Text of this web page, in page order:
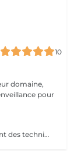
10
domaine,
pour
Traitement intensif contre les callosités, utilisant des techniques médicales pour des pieds doux, lisses et parfaitement soignés.